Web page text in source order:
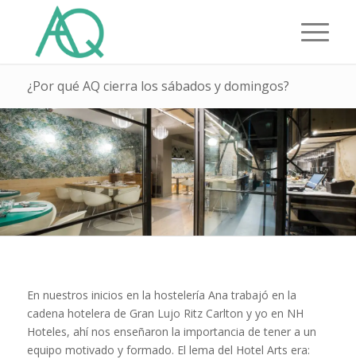
¿Por qué AQ cierra los sábados y domingos?
En nuestros inicios en la hostelería Ana trabajó en la
cadena hotelera de Gran Lujo Ritz Carlton y yo en NH
Hoteles, ahí nos enseñaron la importancia de tener a un
equipo motivado y formado. El lema del Hotel Arts era: